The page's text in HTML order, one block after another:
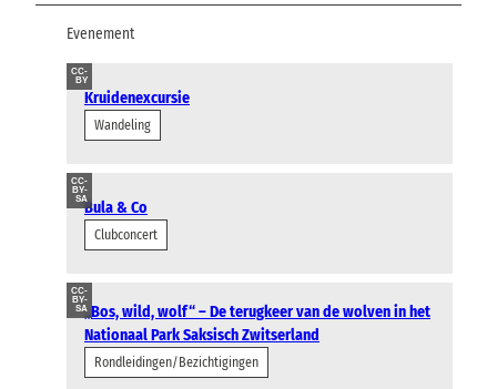
Evenement
CC-
BY
Kruidenexcursie
Wandeling
CC-
BY-
SABula & Co
Clubconcert
CC-
BY-
SA„Bos, wild, wolf“ – De terugkeer van de wolven in het
Nationaal Park Saksisch Zwitserland
Rondleidingen/Bezichtigingen